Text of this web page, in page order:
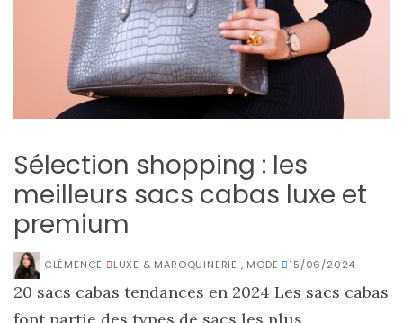
Sélection shopping : les
meilleurs sacs cabas luxe et
premium
CLÉMENCE LUXE & MAROQUINERIE , MODE 15/06/2024
20 sacs cabas tendances en 2024 Les sacs cabas
font partie des types de sacs les plus